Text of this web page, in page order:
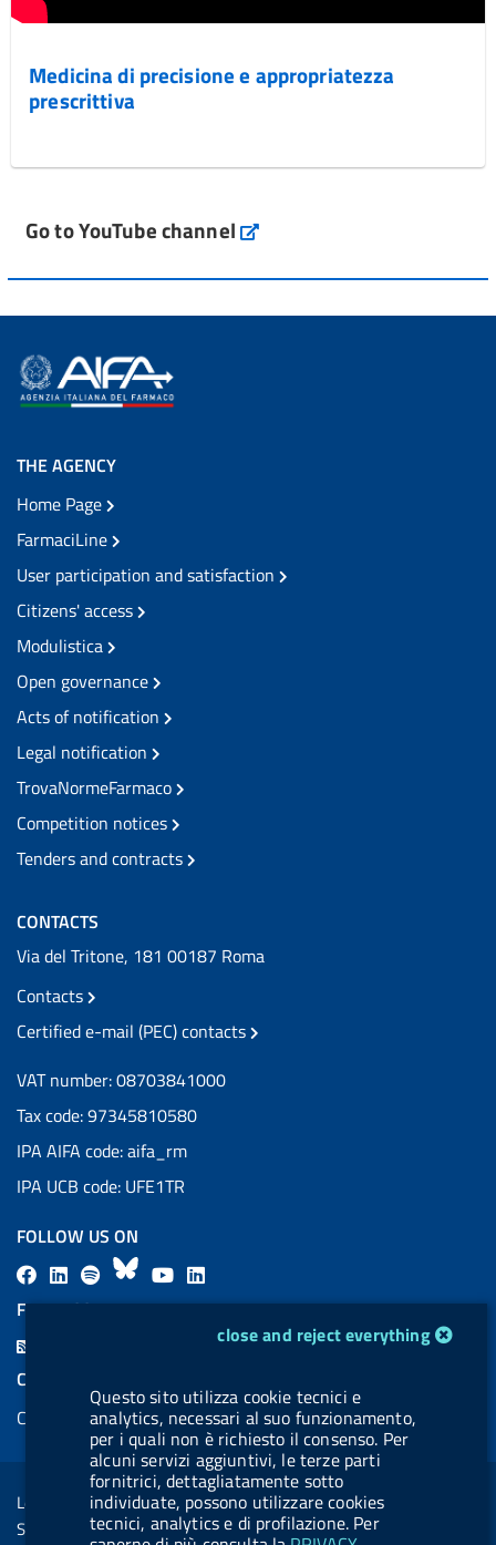
Medicina di precisione e appropriatezza
prescrittiva
Go to YouTube channel
cookie management moduleclose and reject everything
Questo sito utilizza cookie tecnici e
analytics, necessari al suo funzionamento,
per i quali non è richiesto il consenso. Per
alcuni servizi aggiuntivi, le terze parti
fornitrici, dettagliatamente sotto
individuate, possono utilizzare cookies
tecnici, analytics e di profilazione. Per
THE AGENCY
Home Page
FarmaciLine
User participation and satisfaction
Citizens' access
Modulistica
Open governance
Acts of notification
Legal notification
TrovaNormeFarmaco
Competition notices
Tenders and contracts
CONTACTS
Via del Tritone, 181 00187 Roma
Contacts
Certified e-mail (PEC) contacts
VAT number: 08703841000
Tax code: 97345810580
IPA AIFA code: aifa_rm
IPA UCB code: UFE1TR
FOLLOW US ON
F
a
L
i
a
l
.
b
u
t
B
l
s
k
y
Y
o
u
b
e
i
e
d
i
n
FEED RSS
COOKIES
Cookie management
Sezione Link Utili
Legal notice
Social Media Policy